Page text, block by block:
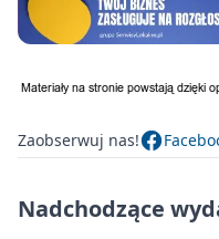
Zaobserwuj nas!
Nadchodzące